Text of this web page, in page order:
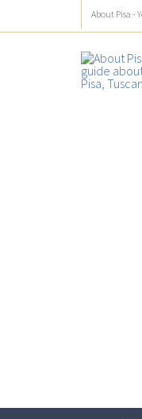
About Pisa -